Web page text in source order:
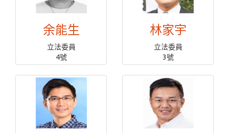
余能生
立法委員
4號
林家宇
立法委員
3號